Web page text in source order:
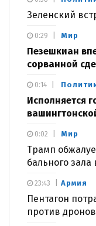
Зеленский
Мир
Пезешкиан
сорванной
0:29
Исполняется
0:14
Мир
Трамп
бального
0:02
Армия
Пентагон
против дронов
23:43